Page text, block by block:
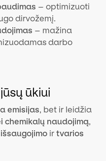
– optimizuoti
dirvožemį.
– mažina
darbo
ūkiui
emisijas, bet ir leidžia
naudojimą,
ir tvarios